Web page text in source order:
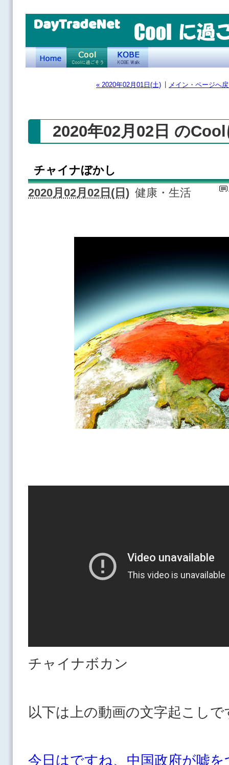
DayTradeNet
« 2020年02月01日(土) メイン・ページへ
2020年02月02日 の
チャイナぼかし
2020月02月02日(日) 健康・生活
チャイナボカン
以下は上の動画の文字起こしで
今日はですね、中国政府が嘘